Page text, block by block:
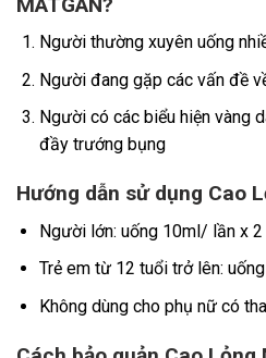
Người thường xuyên uống
Người đang gặp các vấn đề
Người có các biểu hiện vàng
đầy trướng bụng
Hướng dẫn sử dụng Cao
Người lớn: uống 10ml/ lần x
Trẻ em từ 12 tuổi trở lên:
Không dùng cho phụ nữ có